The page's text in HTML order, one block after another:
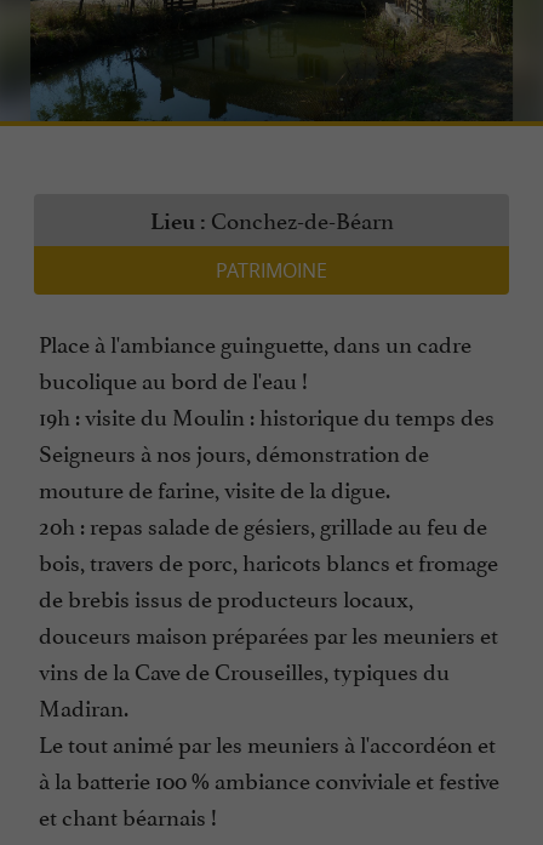
Lieu : Conchez-de-Béarn
PATRIMOINE
Place à l'ambiance guinguette, dans un cadre
bucolique au bord de l'eau !
19h : visite du Moulin : historique du temps des
Seigneurs à nos jours, démonstration de
mouture de farine, visite de la digue.
20h : repas salade de gésiers, grillade au feu de
bois, travers de porc, haricots blancs et fromage
de brebis issus de producteurs locaux,
douceurs maison préparées par les meuniers et
vins de la Cave de Crouseilles, typiques du
Madiran.
Le tout animé par les meuniers à l'accordéon et
à la batterie 100 % ambiance conviviale et festive
et chant béarnais !